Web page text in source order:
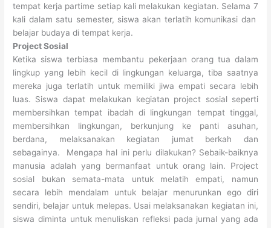
tempat kerja partime setiap kali melakukan kegiatan. Selama 7
kali dalam satu semester, siswa akan terlatih komunikasi dan
belajar budaya di tempat kerja.
Project Sosial
Ketika siswa terbiasa membantu pekerjaan orang tua dalam
lingkup yang lebih kecil di lingkungan keluarga, tiba saatnya
mereka juga terlatih untuk memiliki jiwa empati secara lebih
luas. Siswa dapat melakukan kegiatan project sosial seperti
membersihkan tempat ibadah di lingkungan tempat tinggal,
membersihkan lingkungan, berkunjung ke panti asuhan,
berdana, melaksanakan kegiatan jumat berkah dan
sebagainya. Mengapa hal ini perlu dilakukan? Sebaik-baiknya
manusia adalah yang bermanfaat untuk orang lain. Project
sosial bukan semata-mata untuk melatih empati, namun
secara lebih mendalam untuk belajar menurunkan ego diri
sendiri, belajar untuk melepas. Usai melaksanakan kegiatan ini,
siswa diminta untuk menuliskan refleksi pada jurnal yang ada